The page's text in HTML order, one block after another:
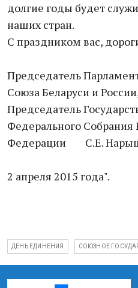
долгие годы будет
наших стран.
С праздником вас,
Председатель
Союза Беларуси и
Председатель
Федерального Собрания
Федерации С.Е.
2 апреля 2015 года".
ДЕНЬ ЕДИНЕНИЯ СОЮЗНОЕ